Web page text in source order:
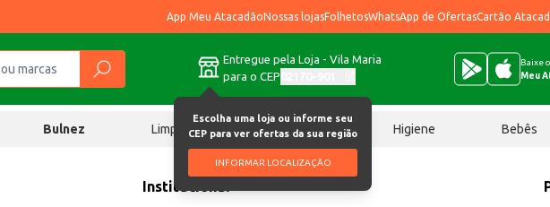
App Meu AtacadãoNossas lojasFolhetosWhatsApp de OfertasCartão
Entregue pela Loja - Vila Maria
para o CEP
Escolha uma loja ou informe seu
CEP para ver ofertas da sua região
INFORMAR LOCALIZAÇÃO
Baixe
Meu
Bulnez Limpeza Chocolates Higiene Bebês
Institucional